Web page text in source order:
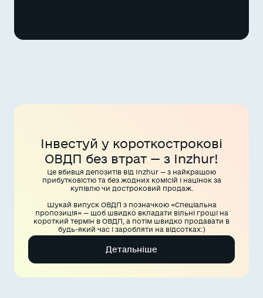
Інвестуй у короткострокові
ОВДП без втрат — з Inzhur!
Це вбивця депозитів від Inzhur — з найкращою
прибутковістю та без жодних комісій і націнок за
купівлю чи достроковий продаж.
Шукай випуск ОВДП з позначкою «Спеціальна
пропозиція» — щоб швидко вкладати вільні гроші на
короткий термін в ОВДП, а потім швидко продавати в
будь-який час і заробляти на відсотках:)
Детальніше